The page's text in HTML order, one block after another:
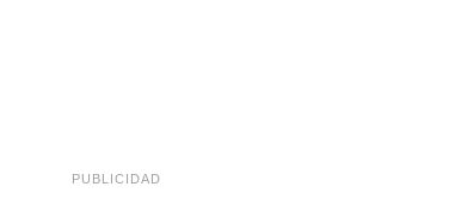
PUBLICIDAD